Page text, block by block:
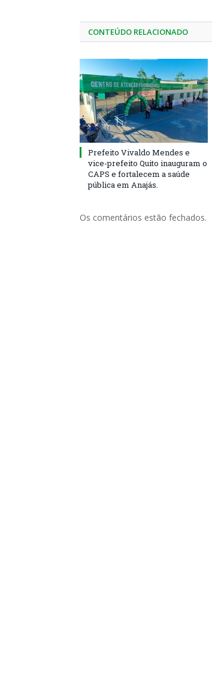
CONTEÚDO RELACIONADO
Prefeito Vivaldo Mendes e
vice-prefeito Quito inauguram o
CAPS e fortalecem a saúde
pública em Anajás.
Os comentários estão fechados.